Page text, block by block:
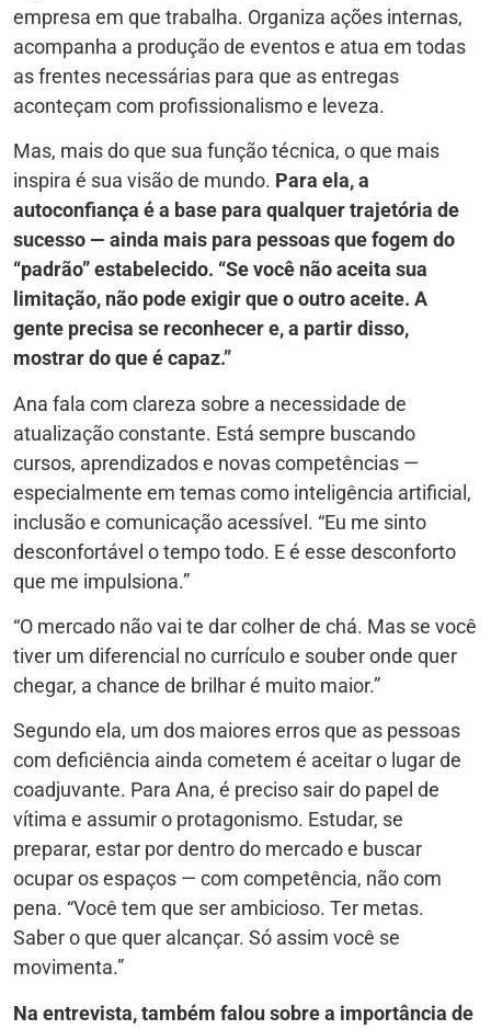
empresa em que trabalha. Organiza ações internas,
acompanha a produção de eventos e atua em todas
as frentes necessárias para que as entregas
aconteçam com profissionalismo e leveza.
Mas, mais do que sua função técnica, o que mais
inspira é sua visão de mundo. Para ela, a
autoconfiança é a base para qualquer trajetória de
sucesso — ainda mais para pessoas que fogem do
“padrão” estabelecido. “Se você não aceita sua
limitação, não pode exigir que o outro aceite. A
gente precisa se reconhecer e, a partir disso,
mostrar do que é capaz.”
Ana fala com clareza sobre a necessidade de
atualização constante. Está sempre buscando
cursos, aprendizados e novas competências —
especialmente em temas como inteligência artificial,
inclusão e comunicação acessível. “Eu me sinto
desconfortável o tempo todo. E é esse desconforto
que me impulsiona.”
“O mercado não vai te dar colher de chá. Mas se você
tiver um diferencial no currículo e souber onde quer
chegar, a chance de brilhar é muito maior.”
Segundo ela, um dos maiores erros que as pessoas
com deficiência ainda cometem é aceitar o lugar de
coadjuvante. Para Ana, é preciso sair do papel de
vítima e assumir o protagonismo. Estudar, se
preparar, estar por dentro do mercado e buscar
ocupar os espaços — com competência, não com
pena. “Você tem que ser ambicioso. Ter metas.
Saber o que quer alcançar. Só assim você se
movimenta.”
Na entrevista, também falou sobre a importância de